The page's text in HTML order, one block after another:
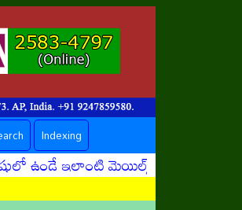
Indexing
మెయిల్స్ తెరవకండి! ఏ